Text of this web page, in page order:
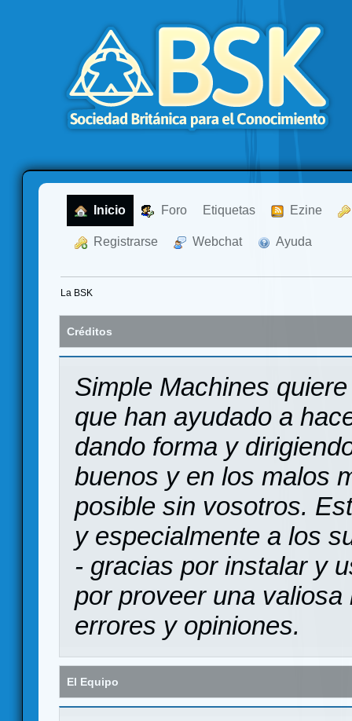
Inicio Foro Etiquetas Ezine
Registrarse Webchat Ayuda
La BSK
Créditos
Simple Machines
que han ayudado a
dando forma y
buenos y en los malos
posible sin vosotros.
y especialmente a los
- gracias por instalar y
por proveer una
errores y opiniones.
El Equipo